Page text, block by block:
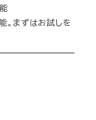
まずはお試しを